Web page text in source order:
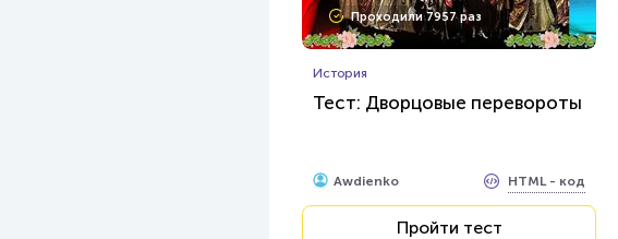
Проходили 7957 раз
История
Тест: Дворцовые перевороты
Awdienko HTML - код
Пройти тест